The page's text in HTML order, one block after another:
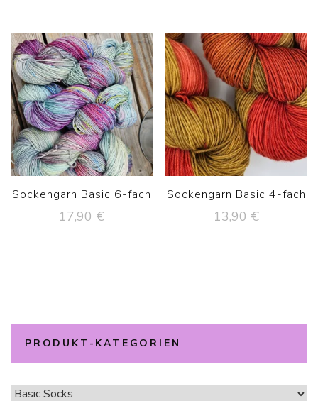
Sockengarn Basic 6-fach
17,90 €
Sockengarn Basic 4-fach
13,90 €
PRODUKT-KATEGORIEN